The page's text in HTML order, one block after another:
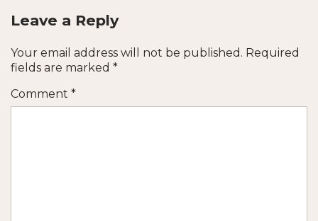
Leave a Reply
Your email address will not be published. Required
fields are marked *
Comment *